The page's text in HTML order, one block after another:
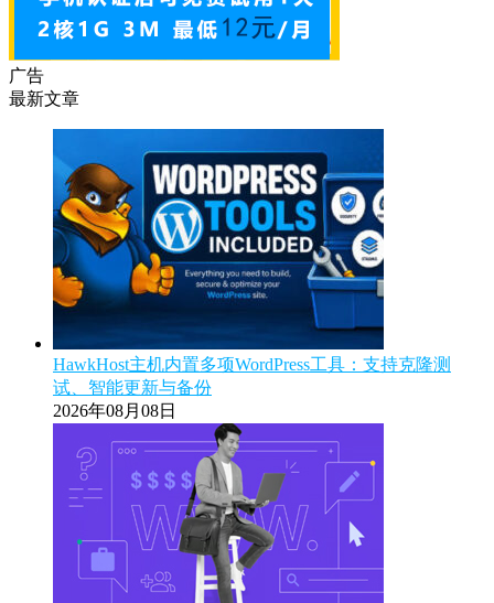
广告
最新文章
HawkHost主机内置多项WordPress工具：支持克隆测
试、智能更新与备份
2026年08月08日